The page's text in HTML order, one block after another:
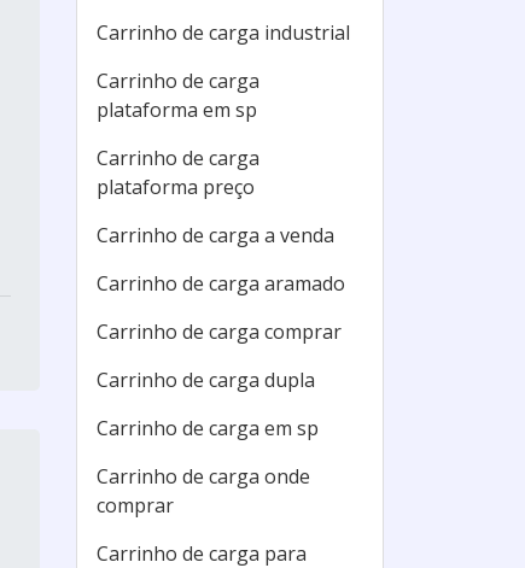
Carrinho de carga industrial
Carrinho de carga
plataforma em sp
Carrinho de carga
plataforma preço
Carrinho de carga a venda
Carrinho de carga aramado
Carrinho de carga comprar
Carrinho de carga dupla
Carrinho de carga em sp
Carrinho de carga onde
comprar
Carrinho de carga para